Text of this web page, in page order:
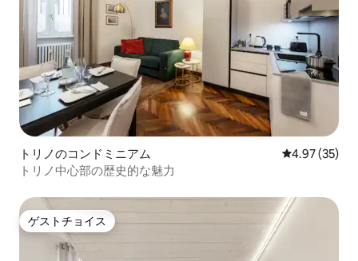
トリノのコンドミニアム レビュー35
4.97 (35)
トリノ中心部の歴史的な魅力
ゲストチョイス
ゲストチョイス